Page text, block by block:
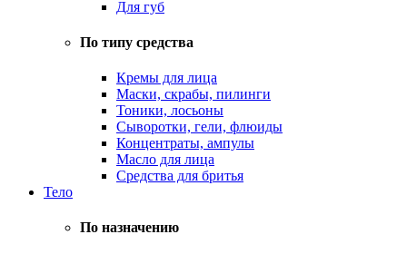
Для губ
По типу средства
Кремы для лица
Маски, скрабы, пилинги
Тоники, лосьоны
Сыворотки, гели, флюиды
Концентраты, ампулы
Масло для лица
Средства для бритья
Тело
По назначению